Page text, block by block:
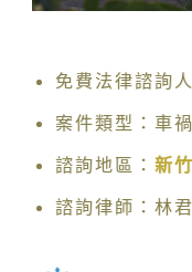
免費法律諮詢
案件類型：車禍
諮詢地區： 新
諮詢律師：林